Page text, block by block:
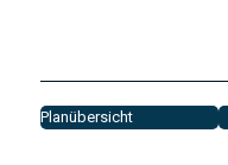
Planübersicht